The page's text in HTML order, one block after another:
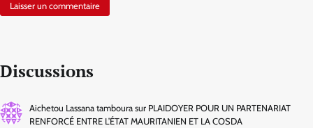
Discussions
Aichetou Lassana tambourasur PLAIDOYER POUR UN PARTENARIAT
RENFORCÉ ENTRE L’ÉTAT MAURITANIEN ET LA COSDA